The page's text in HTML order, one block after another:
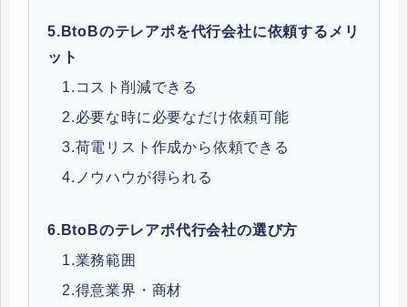
5. BtoBのテレアポを代行会社に依頼するメリ
ット
1.コスト削減できる
2.必要な時に必要なだけ依頼可能
3.荷電リスト作成から依頼できる
4.ノウハウが得られる
6. BtoBのテレアポ代行会社の選び方
1.業務範囲
2.得意業界・商材